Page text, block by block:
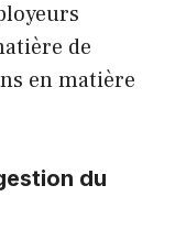
de
en matière
du